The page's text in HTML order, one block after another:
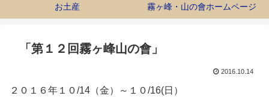
お土産 霧ヶ峰・山の會ホームページ
「第１２回霧ヶ峰山の會」
2016.10.14
２０１６年１０/14（金）～１０/16(日）